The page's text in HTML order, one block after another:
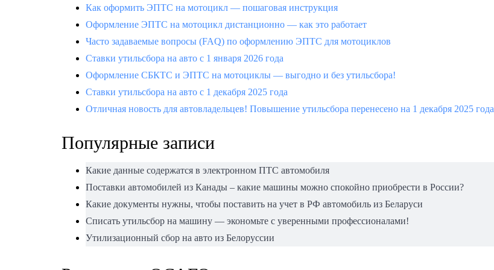
Как оформить ЭПТС на мотоцикл — пошаговая инструкция
Оформление ЭПТС на мотоцикл дистанционно — как это работает
Часто задаваемые вопросы (FAQ) по оформлению ЭПТС для мотоциклов
Ставки утильсбора на авто с 1 января 2026 года
Оформление СБКТС и ЭПТС на мотоциклы — выгодно и без утильсбора!
Ставки утильсбора на авто с 1 декабря 2025 года
Отличная новость для автовладельцев! Повышение утильсбора перенесено на 1 декабря 2025 года
Популярные записи
Какие данные содержатся в электронном ПТС автомобиля
Поставки автомобилей из Канады – какие машины можно спокойно приобрести в России?
Какие документы нужны, чтобы поставить на учет в РФ автомобиль из Беларуси
Списать утильсбор на машину — экономьте с уверенными профессионалами!
Утилизационный сбор на авто из Белоруссии